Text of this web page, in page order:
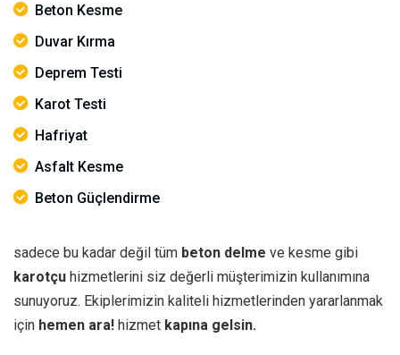
Beton Kesme
Duvar Kırma
Deprem Testi
Karot Testi
Hafriyat
Asfalt Kesme
Beton Güçlendirme
sadece bu kadar değil tüm beton delme ve kesme gibi
karotçu hizmetlerini siz değerli müşterimizin kullanımına
sunuyoruz. Ekiplerimizin kaliteli hizmetlerinden yararlanmak
için hemen ara! hizmet kapına gelsin.